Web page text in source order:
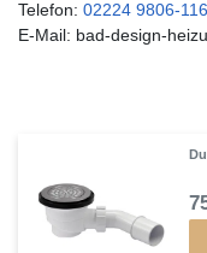
Telefon: 02224 9806-116
E-Mail: bad-design-